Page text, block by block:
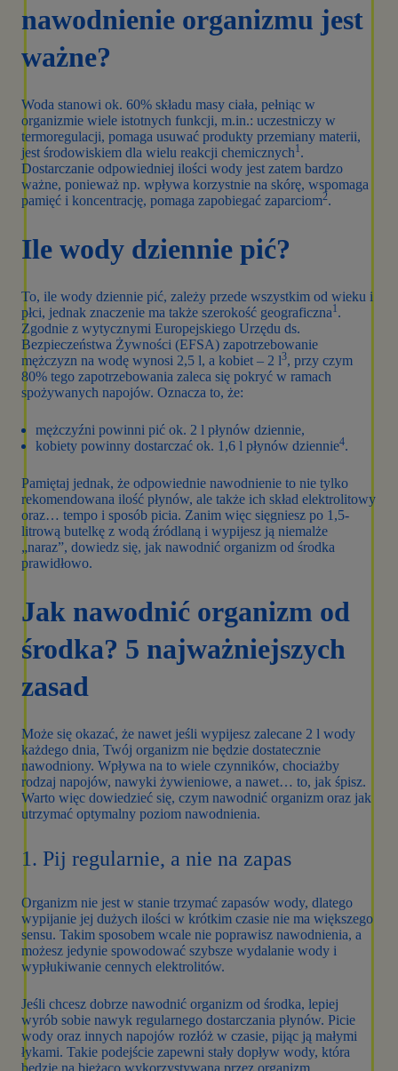
nawodnienie organizmu jest
ważne?
Woda stanowi ok. 60% składu masy ciała, pełniąc w
organizmie wiele istotnych funkcji, m.in.: uczestniczy w
termoregulacji, pomaga usuwać produkty przemiany materii,
jest środowiskiem dla wielu reakcji chemicznych1.
Dostarczanie odpowiedniej ilości wody jest zatem bardzo
ważne, ponieważ np. wpływa korzystnie na skórę, wspomaga
pamięć i koncentrację, pomaga zapobiegać zaparciom2.
Ile wody dziennie pić?
To, ile wody dziennie pić, zależy przede wszystkim od wieku i
płci, jednak znaczenie ma także szerokość geograficzna1.
Zgodnie z wytycznymi Europejskiego Urzędu ds.
Bezpieczeństwa Żywności (EFSA) zapotrzebowanie
mężczyzn na wodę wynosi 2,5 l, a kobiet – 2 l3, przy czym
80% tego zapotrzebowania zaleca się pokryć w ramach
spożywanych napojów. Oznacza to, że:
mężczyźni powinni pić ok. 2 l płynów dziennie,
kobiety powinny dostarczać ok. 1,6 l płynów dziennie4.
Pamiętaj jednak, że odpowiednie nawodnienie to nie tylko
rekomendowana ilość płynów, ale także ich skład elektrolitowy
oraz… tempo i sposób picia. Zanim więc sięgniesz po 1,5-
litrową butelkę z wodą źródlaną i wypijesz ją niemalże
„naraz”, dowiedz się, jak nawodnić organizm od środka
prawidłowo.
Jak nawodnić organizm od
środka? 5 najważniejszych
zasad
Może się okazać, że nawet jeśli wypijesz zalecane 2 l wody
każdego dnia, Twój organizm nie będzie dostatecznie
nawodniony. Wpływa na to wiele czynników, chociażby
rodzaj napojów, nawyki żywieniowe, a nawet… to, jak śpisz.
Warto więc dowiedzieć się, czym nawodnić organizm oraz jak
utrzymać optymalny poziom nawodnienia.
1. Pij regularnie, a nie na zapas
Organizm nie jest w stanie trzymać zapasów wody, dlatego
wypijanie jej dużych ilości w krótkim czasie nie ma większego
sensu. Takim sposobem wcale nie poprawisz nawodnienia, a
możesz jedynie spowodować szybsze wydalanie wody i
wypłukiwanie cennych elektrolitów.
Jeśli chcesz dobrze nawodnić organizm od środka, lepiej
wyrób sobie nawyk regularnego dostarczania płynów. Picie
wody oraz innych napojów rozłóż w czasie, pijąc ją małymi
łykami. Takie podejście zapewni stały dopływ wody, która